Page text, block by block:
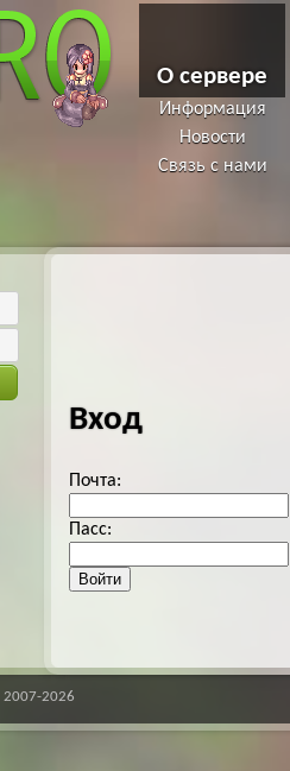
О сервере
Информация
Новости
Связь с нами
Вход
Почта:
Пасс:
2007-2026